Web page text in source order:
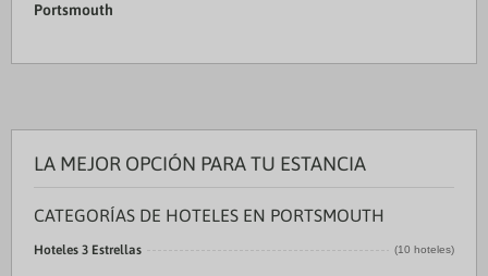
Portsmouth
LA MEJOR OPCIÓN PARA TU ESTANCIA
CATEGORÍAS DE HOTELES EN PORTSMOUTH
Hoteles 3 Estrellas (10 hoteles)